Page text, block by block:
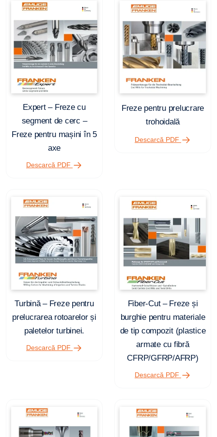
Expert – Freze cu
segment de cerc –
Freze pentru mașini în 5
axe
Descarcă PDF
Freze pentru prelucrare
trohoidală
Descarcă PDF
Turbină – Freze pentru
prelucrarea rotoarelor și
paletelor turbinei.
Descarcă PDF
Fiber-Cut – Freze și
burghie pentru materiale
de tip compozit (plastice
armate cu fibră
CFRP/GFRP/AFRP)
Descarcă PDF